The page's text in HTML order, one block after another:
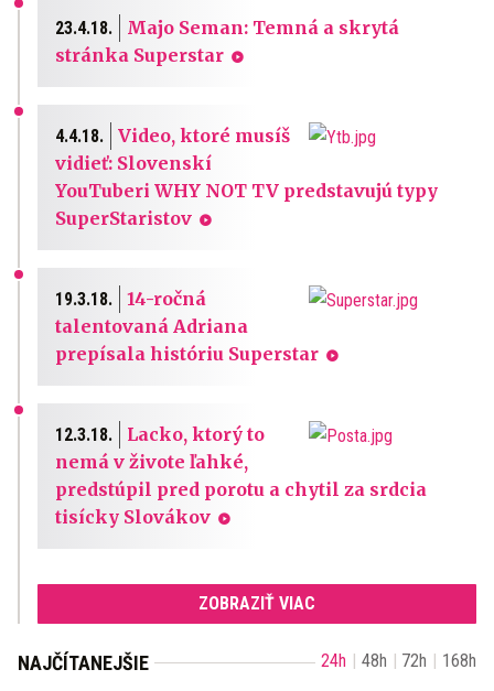
23.4.18.
Majo Seman: Temná a skrytá
stránka Superstar
4.4.18.
Video, ktoré musíš
vidieť: Slovenskí
YouTuberi WHY NOT TV predstavujú typy
SuperStaristov
19.3.18.
14-ročná
talentovaná Adriana
prepísala históriu Superstar
12.3.18.
Lacko, ktorý to
nemá v živote ľahké,
predstúpil pred porotu a chytil za srdcia
tisícky Slovákov
ZOBRAZIŤ VIAC
NAJČÍTANEJŠIE 24h 48h 72h 168h